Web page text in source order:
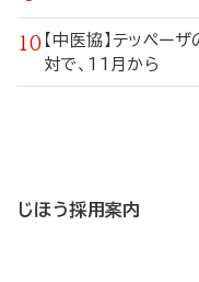
【中医協】テッペ
対で、11月から
じほう採用案内